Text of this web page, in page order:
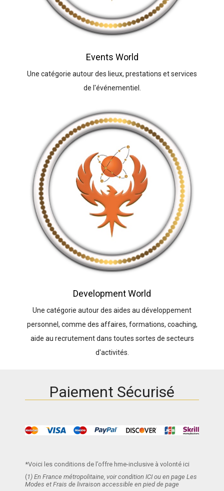
Events World
Une catégorie autour des lieux, prestations et services
de l'événementiel.
Development World
Une catégorie autour des aides au développement
personnel, comme des affaires, formations, coaching,
aide au recrutement dans toutes sortes de secteurs
d'activités.
Paiement Sécurisé
*Voici les conditions de l’offre hme-inclusive à volonté ici
(1) En France métropolitaine, voir condition ICI ou en page Les
Modes et Frais de livraison accessible en pied de page